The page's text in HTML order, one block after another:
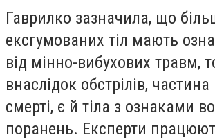
Гаврилко зазначила, що
ексгумованих тіл мають
від мінно-вибухових травм,
внаслідок обстрілів,
смерті, є й тіла з ознаками
поранень. Експерти